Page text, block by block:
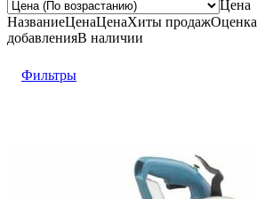
Цена
НазваниеЦенаЦенаХиты продажОценка
добавленияВ наличии
Фильтры